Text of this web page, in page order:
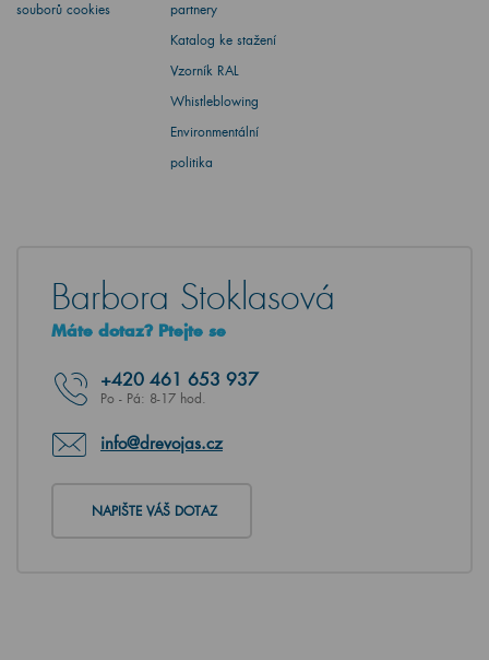
souborů cookies
partnery
Katalog ke stažení
Vzorník RAL
Whistleblowing
Environmentální
politika
Barbora Stoklasová
Máte dotaz? Ptejte se
+420 461 653 937
Po - Pá: 8-17 hod.
info@drevojas.cz
NAPIŠTE VÁŠ DOTAZ